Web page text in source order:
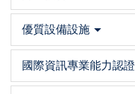
優質設備設施
國際資訊專業能力認證